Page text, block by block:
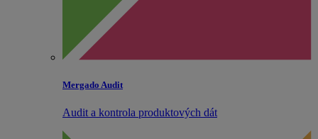
Mergado Audit
Audit a kontrola produktových dát